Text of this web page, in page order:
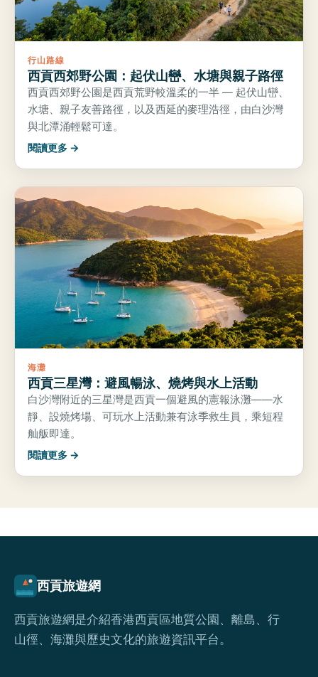
行山路線
西貢西郊野公園：起伏山巒、水塘與親子路徑
西貢西郊野公園是西貢荒野較溫柔的一半 — 起伏山巒、
水塘、親子友善路徑，以及西延的麥理浩徑，由白沙灣
與北潭涌輕鬆可達。
閱讀更多 →
海灘
西貢三星灣：避風暢泳、燒烤與水上活動
白沙灣附近的三星灣是西貢一個避風的憲報泳灘——水
靜、設燒烤場、可玩水上活動兼有泳季救生員，乘短程
舢舨即達。
閱讀更多 →
西貢旅遊網
西貢旅遊網是介紹香港西貢區地質公園、離島、行
山徑、海灘與歷史文化的旅遊資訊平台。